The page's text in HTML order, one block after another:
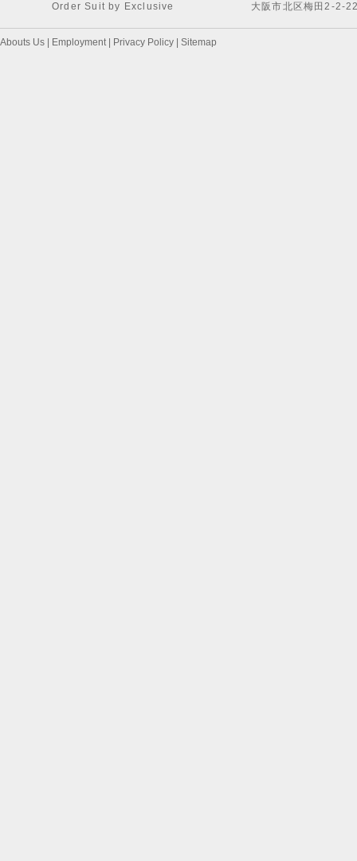
Order Suit by Exclusive
大阪市北区梅田2-2-
Abouts Us Employment| Privacy Policy Sitemap